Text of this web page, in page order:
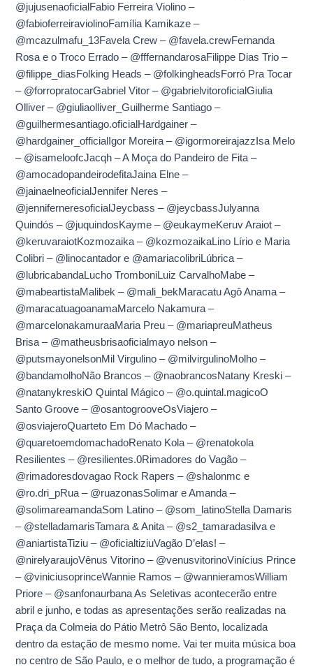
@jujusenaoficialFabio Ferreira Violino –
@fabioferreiraviolinoFamília Kamikaze –
@mcazulmafu_13Favela Crew – @favela.crewFernanda
Rosa e o Troco Errado – @fffernandarosaFilippe Dias Trio –
@filippe_diasFolking Heads – @folkingheadsForró Pra Tocar
– @forropratocarGabriel Vitor – @gabrielvitoroficialGiulia
Olliver – @giuliaolliver_Guilherme Santiago –
@guilhermesantiago.oficialHardgainer –
@hardgainer_officialIgor Moreira – @igormoreirajazzIsa Melo
– @isameloofcJacqh – A Moça do Pandeiro de Fita –
@amocadopandeirodefitaJaina Elne –
@jainaelneoficialJennifer Neres –
@jenniferneresoficialJeycbass – @jeycbassJulyanna
Quindós – @juquindosKayme – @eukaymeKeruv Araiot –
@keruvaraiotKozmozaika – @kozmozaikaLino Lírio e Maria
Colibri – @linocantador e @amariacolibriLúbrica –
@lubricabandaLucho TromboniLuiz CarvalhoMabe –
@mabeartistaMalibek – @mali_bekMaracatu Agô Anama –
@maracatuagoanamaMarcelo Nakamura –
@marcelonakamuraaMaria Preu – @mariapreuMatheus
Brisa – @matheusbrisaoficialmayo nelson –
@putsmayonelsonMil Virgulino – @milvirgulinoMolho –
@bandamolhoNão Brancos – @naobrancosNatany Kreski –
@natanykreskiO Quintal Mágico – @o.quintal.magicoO
Santo Groove – @osantogrooveOsViajero –
@osviajeroQuarteto Em Dó Machado –
@quaretoemdomachadoRenato Kola – @renatokola
Resilientes – @resilientes.0Rimadores do Vagão –
@rimadoresdovagao Rock Rapers – @shalonmc e
@ro.dri_pRua – @ruazonasSolimar e Amanda –
@solimareamandaSom Latino – @som_latinoStella Damaris
– @stelladamarisTamara & Anita – @s2_tamaradasilva e
@aniartistaTiziu – @oficialtiziuVagão D’elas! –
@nirelyaraujoVênus Vitorino – @venusvitorinoVinícius Prince
– @viniciusoprinceWannie Ramos – @wannieramosWilliam
Priore – @sanfonaurbana As Seletivas acontecerão entre
abril e junho, e todas as apresentações serão realizadas na
Praça da Colmeia do Pátio Metrô São Bento, localizada
dentro da estação de mesmo nome. Vai ter muita música boa
no centro de São Paulo, e o melhor de tudo, a programação é